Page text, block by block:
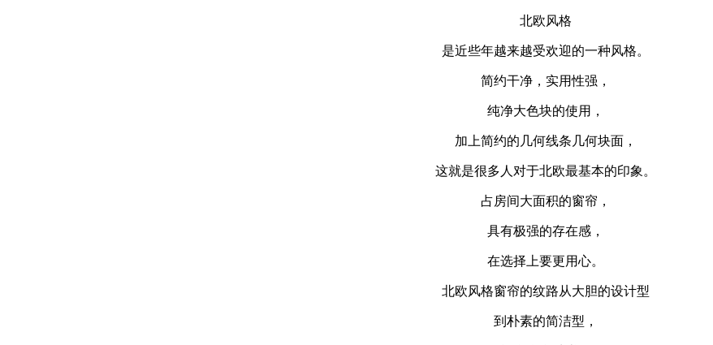
北欧风格
是近些年越来越受欢迎的一种风格。
简约干净，实用性强，
纯净大色块的使用，
加上简约的几何线条几何块面，
这就是很多人对于北欧最基本的印象。
占房间大面积的窗帘，
具有极强的存在感，
在选择上要更用心。
北欧风格窗帘的纹路从大胆的设计型
到朴素的简洁型，